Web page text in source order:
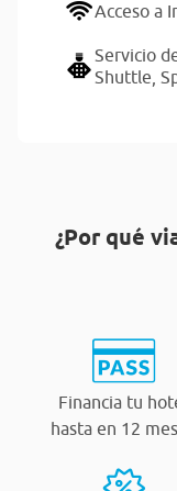
Acceso a
Servicio
Shuttle,
¿Por qué
Financia tu
hasta en 12